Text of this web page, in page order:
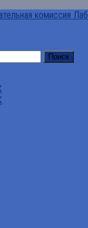
комиссия